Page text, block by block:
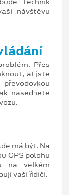
technik
návštěvu
Přes
ať jste
nasednete
má být. Na
GPS polohu
na velkém
vaši řidiči.